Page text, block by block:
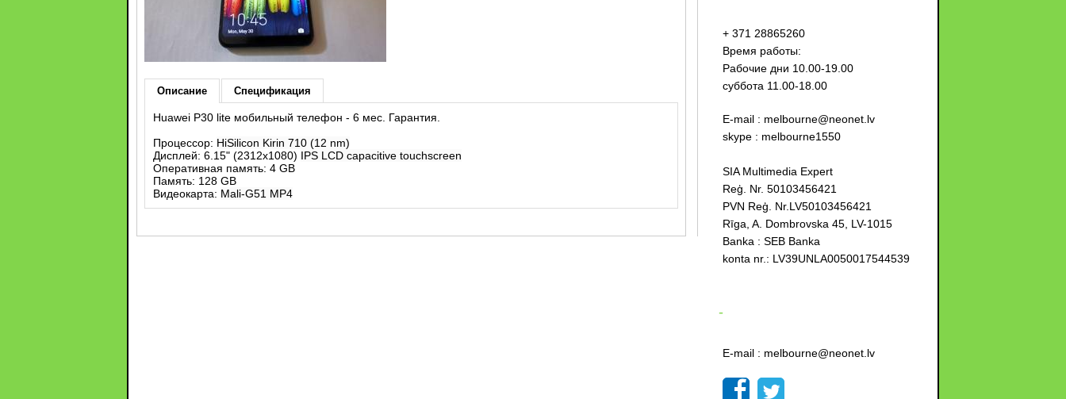
Описание Спецификация
Huawei P30 lite мобильный телефон - 6 мес. Гарантия.
Процессор: HiSilicon Kirin 710 (12 nm)
Дисплей: 6.15" (2312x1080) IPS LCD capacitive touchscreen
Оперативная память: 4 GB
Память: 128 GB
Видеокарта: Mali-G51 MP4
+ 371 28865260
Время работы:
Рабочие дни 10.00-19.00
суббота 11.00-18.00
E-mail : melbourne@neonet.lv
skype : melbourne1550
SIA Multimedia Expert
Reģ. Nr. 50103456421
PVN Reģ. Nr.LV50103456421
Rīga, A. Dombrovska 45, LV-1015
Banka : SEB Banka
konta nr.: LV39UNLA0050017544539
-
E-mail : melbourne@neonet.lv